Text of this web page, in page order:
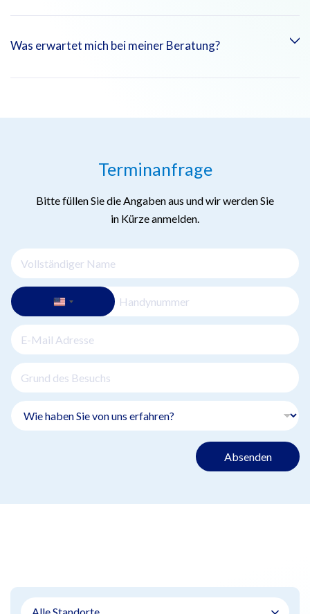
mehr.
Die Abteilung für Neurochirurgie der Emirates Hospitals
Nervenchirurgie und endoskopische Chirurgie an.
Was erwartet mich bei meiner Beratung?
Risiken und Vorteile, ausführlich erläutern.
Terminanfrage
Bitte füllen Sie die Angaben aus und wir werden Sie
in Kürze anmelden.
Absenden